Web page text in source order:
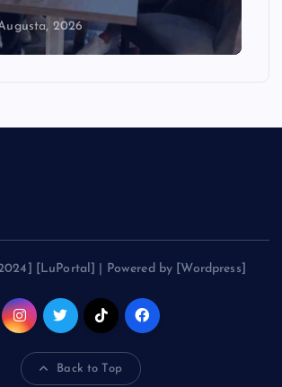
2026
[LuPortal] | Powered by [Wordpress]
Back to Top